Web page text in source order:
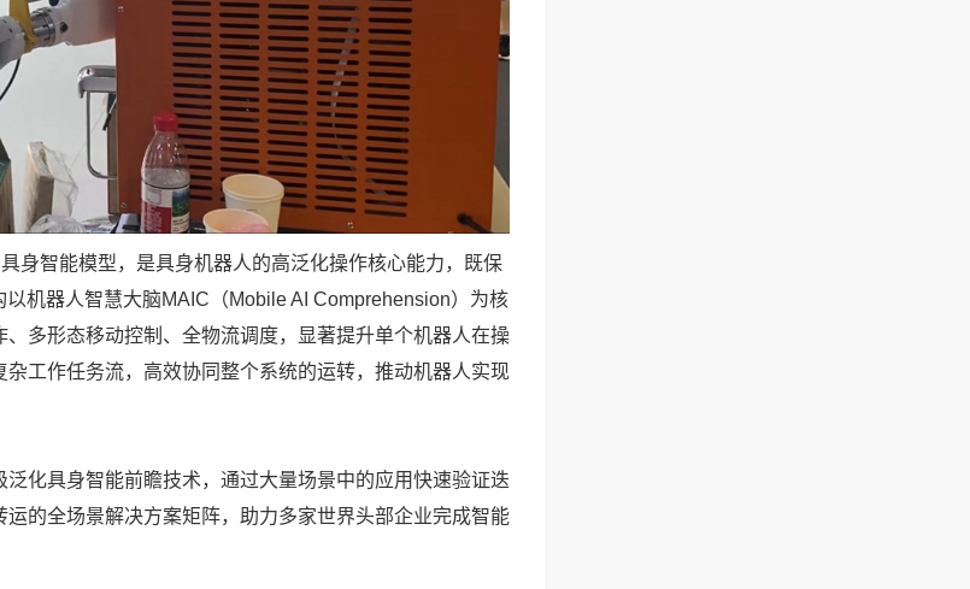
身智能模型，是具身机器人的高泛化操作核心能力，既保
机器人智慧大脑MAIC（Mobile AI Comprehension）为核
多形态移动控制、全物流调度，显著提升单个机器人在操
工作任务流，高效协同整个系统的运转，推动机器人实现
化具身智能前瞻技术，通过大量场景中的应用快速验证迭
的全场景解决方案矩阵，助力多家世界头部企业完成智能